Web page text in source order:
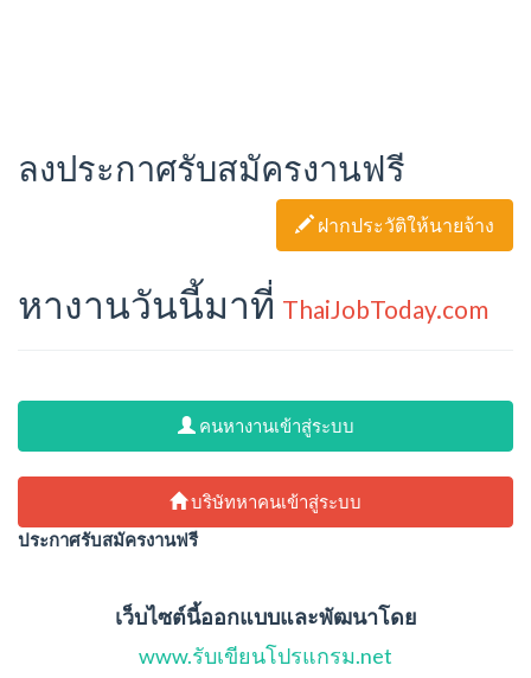
ลงประกาศรับสมัครงานฟรี
ฝากประวัติให้นายจ้าง
หางานวันนี้มาที่ ThaiJobToday.com
คนหางานเข้าสู่ระบบ
บริษัทหาคนเข้าสู่ระบบ
ประกาศรับสมัครงานฟรี
เว็บไซต์นี้ออกแบบและพัฒนาโดย
www.รับเขียนโปรแกรม.net